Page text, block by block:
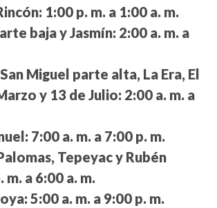
1:00 p. m. a 1:00 a. m.
baja y Jasmín: 2:00 a. m. a
Miguel parte alta, La Era, El
y 13 de Julio: 2:00 a. m. a
7:00 a. m. a 7:00 p. m.
Tepeyac y Rubén
m. a 6:00 a. m.
5:00 a. m. a 9:00 p. m.